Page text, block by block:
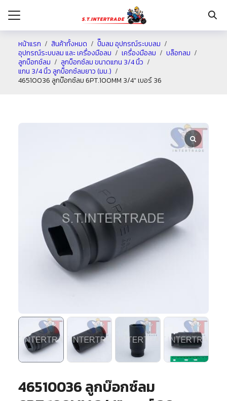
หน้าแรก สินค้าทั้งหมด
ปั๊มลม อุปกรณ์ระบบลม
อุปกรณ์ระบบลม และ เครื่องมือลม
เครื่องมือลม
บล็อกลม
ลูกบ็อกช์ลม
ลูกบ็อกซ์ลม ขนาดแกน 3/4 นิ้ว
แกน 3/4 นิ้ว ลูกบ็อกซ์ลมยาว (มม.)
46510036 ลูกบ๊อกซ์ลม 6PT.100MM 3/4″ เบอร์ 36
46510036 ลูกบ๊อกซ์ลม